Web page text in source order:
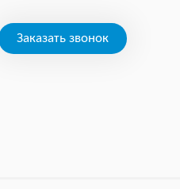
Заказать звонок